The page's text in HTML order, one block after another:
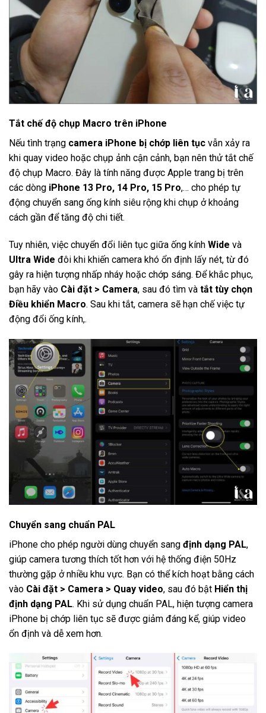
Tắt chế độ chụp Macro trên iPhone
Nếu tình trạng camera iPhone bị chớp liên tục vẫn xảy ra
khi quay video hoặc chụp ảnh cận cảnh, bạn nên thử tắt chế
độ chụp Macro. Đây là tính năng được Apple trang bị trên
các dòng iPhone 13 Pro, 14 Pro, 15 Pro,… cho phép tự
động chuyển sang ống kính siêu rộng khi chụp ở khoảng
cách gần để tăng độ chi tiết.
Tuy nhiên, việc chuyển đổi liên tục giữa ống kính Wide và
Ultra Wide đôi khi khiến camera khó ổn định lấy nét, từ đó
gây ra hiện tượng nhấp nháy hoặc chớp sáng. Để khắc phục,
bạn hãy vào Cài đặt > Camera, sau đó tìm và tắt tùy chọn
Điều khiển Macro. Sau khi tắt, camera sẽ hạn chế việc tự
động đổi ống kính,.
Chuyển sang chuẩn PAL
iPhone cho phép người dùng chuyển sang định dạng PAL,
giúp camera tương thích tốt hơn với hệ thống điện 50Hz
thường gặp ở nhiều khu vực. Bạn có thể kích hoạt bằng cách
vào Cài đặt > Camera > Quay video, sau đó bật Hiển thị
định dạng PAL. Khi sử dụng chuẩn PAL, hiện tượng camera
iPhone bị chớp liên tục sẽ được giảm đáng kể, giúp video
ổn định và dễ xem hơn.